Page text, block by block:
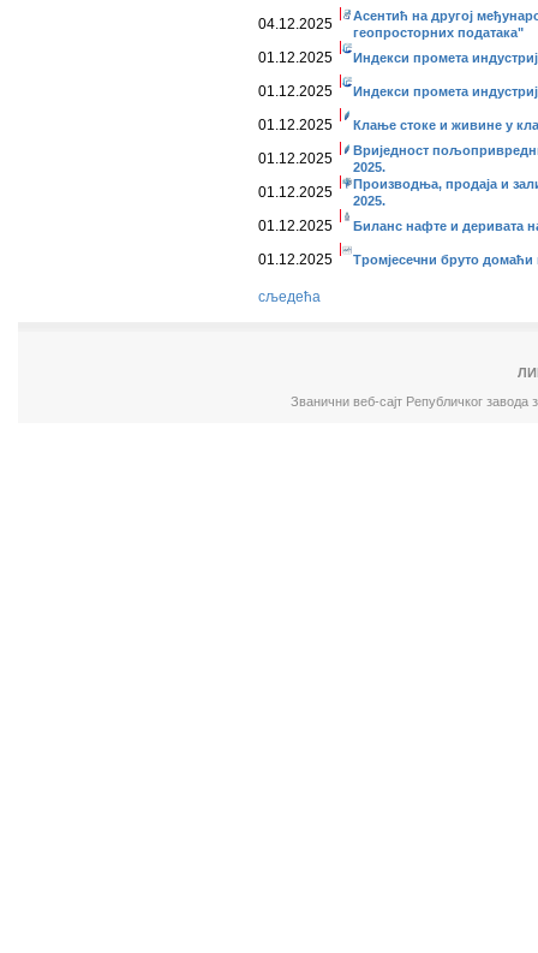
04.12.2025
Асентић на другој
геопросторних података"
01.12.2025 Индекси промета
01.12.2025 Индекси промета
01.12.2025 Клање стоке и живине у
01.12.2025
Вриједност
2025.
01.12.2025
Производња, продаја и
2025.
01.12.2025 Биланс нафте и деривата
01.12.2025 Тромјесечни бруто домаћи
сљедећа
Званични веб-сајт Републичког